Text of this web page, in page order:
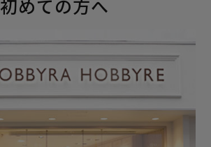
初めての方へ